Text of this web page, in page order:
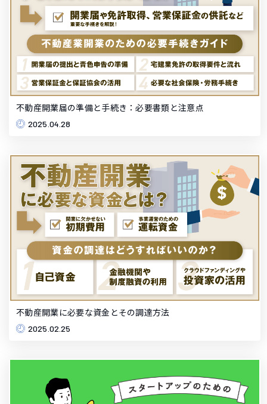
不動産開業届の準備と手続き：必要書類と注意点
2025.04.28
不動産開業に必要な資金とその調達方法
2025.02.25